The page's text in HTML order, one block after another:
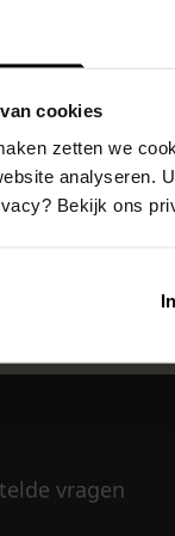
cookies
zetten we
analyseren.
Bekijk ons
deze pagina te kunnen
vragen